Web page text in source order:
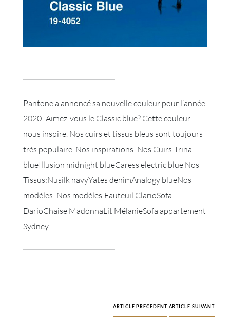
Pantone a annoncé sa nouvelle couleur pour l’année
2020! Aimez-vous le Classic blue? Cette couleur
nous inspire. Nos cuirs et tissus bleus sont toujours
très populaire. Nos inspirations: Nos Cuirs:Trina
blueIllusion midnight blueCaress electric blue Nos
Tissus:Nusilk navyYates denimAnalogy blueNos
modèles: Nos modèles:Fauteuil ClarioSofa
DarioChaise MadonnaLit MélanieSofa appartement
Sydney
ARTICLE PRÉCÉDENT ARTICLE SUIVANT